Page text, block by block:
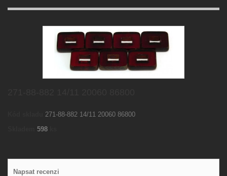
271-88-882 14/11 20060 86800
598
Napsat recenzi